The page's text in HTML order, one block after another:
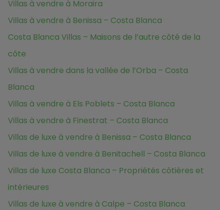
Villas à vendre à Moraira
Villas à vendre à Benissa – Costa Blanca
Costa Blanca Villas – Maisons de l’autre côté de la
côte
Villas à vendre dans la vallée de l’Orba – Costa
Blanca
Villas à vendre à Els Poblets – Costa Blanca
Villas à vendre à Finestrat – Costa Blanca
Villas de luxe à vendre à Benissa – Costa Blanca
Villas de luxe à vendre à Benitachell – Costa Blanca
Villas de luxe Costa Blanca – Propriétés côtières et
intérieures
Villas de luxe à vendre à Calpe – Costa Blanca